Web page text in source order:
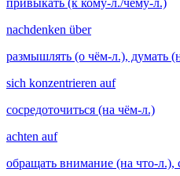
nachdenken über
размышлять (о чём-л.), думать
sich konzentrieren auf
сосредоточиться (на чём-л.)
achten auf
обращать внимание (на что-л.),